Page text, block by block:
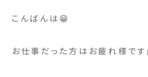
こんばんは😁
お仕事だった方はお疲れ様です